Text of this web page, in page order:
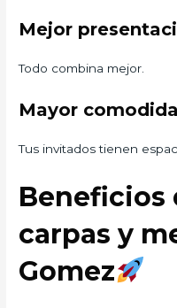
Mejor
Todo combina mejor.
Mayor
Tus invitados tienen
Beneficios
carpas y
Gomez